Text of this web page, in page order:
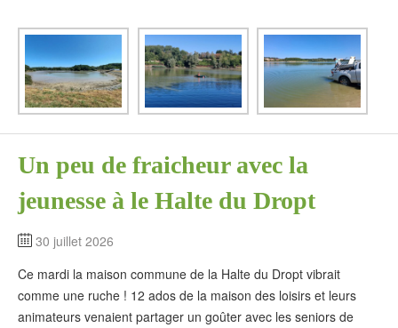
Un peu de fraicheur avec la
jeunesse à le Halte du Dropt
30 juillet 2026
Ce mardi la maison commune de la Halte du Dropt vibrait
comme une ruche ! 12 ados de la maison des loisirs et leurs
animateurs venaient partager un goûter avec les seniors de